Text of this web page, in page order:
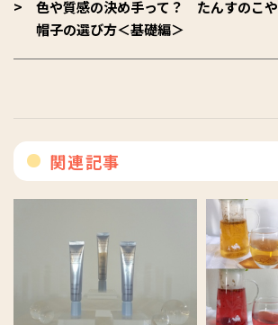
色や質感の決め手って？ たんすのこ
帽子の選び方＜基礎編＞
関連記事